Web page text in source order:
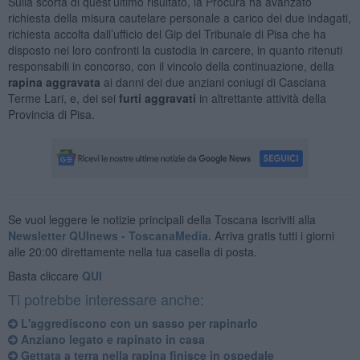
richiesta della misura cautelare personale a carico dei due indagati,
richiesta accolta dall’ufficio del Gip del Tribunale di Pisa che ha
disposto nei loro confronti la custodia in carcere, in quanto ritenuti
responsabili in concorso, con il vincolo della continuazione, della
rapina aggravata ai danni dei due anziani coniugi di Casciana
Terme Lari, e, dei sei furti aggravati in altrettante attività della
Provincia di Pisa.
Se vuoi leggere le notizie principali della Toscana iscriviti alla
Newsletter QUInews - ToscanaMedia. Arriva gratis tutti i giorni
alle 20:00 direttamente nella tua casella di posta.
Basta cliccare QUI
Ti potrebbe interessare anche:
L'aggrediscono con un sasso per rapinarlo
Anziano legato e rapinato in casa
Gettata a terra nella rapina finisce in ospedale